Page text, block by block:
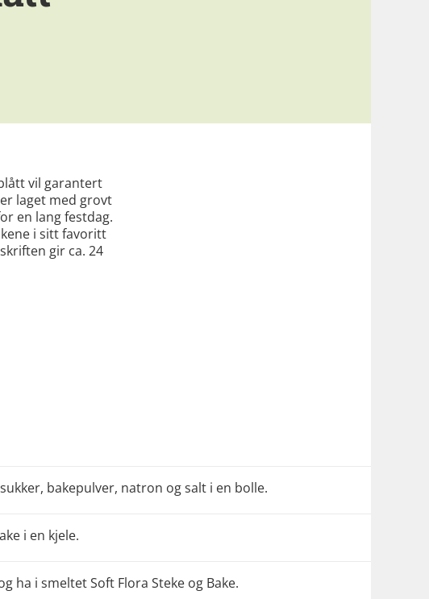
vil garantert
laget med grovt
en lang festdag.
i sitt favoritt
gir ca. 24
bakepulver, natron og salt i en bolle.
i en kjele.
ha i smeltet Soft Flora Steke og Bake.